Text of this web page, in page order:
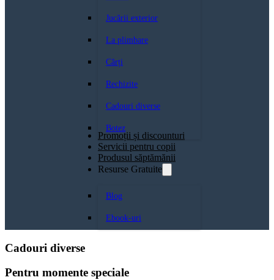
Jucării exterior
La plimbare
Cărți
Rechizite
Cadouri diverse
Botez
Promoții și discounturi
Servicii pentru copii
Produsul săptămănii
Resurse Gratuite
Blog
Ebook-uri
Cadouri diverse
Pentru momente speciale